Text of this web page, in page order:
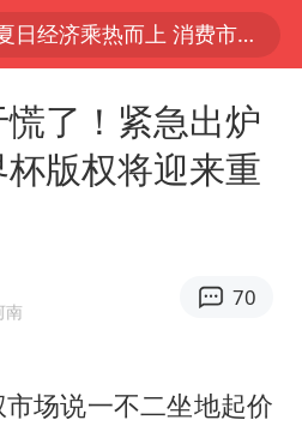
夏日经济乘热而上 消费市场向新而行
浙江省甬江发生2026年第1号洪水
全球最大级别运输船通过长江大桥
构建更高水平的全民健身公共服务体系
国足U17与阿森纳决赛取消 并列冠军
了！紧急出炉
版权将迎来重
南
70
场说一不二坐地起价